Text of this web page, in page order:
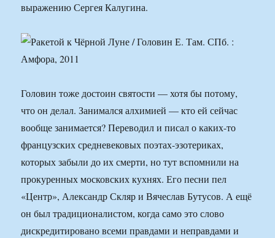
выражению Сергея Калугина.
Головин тоже достоин святости — хотя бы потому,
что он делал. Занимался алхимией — кто ей сейчас
вообще занимается? Переводил и писал о каких-то
французских средневековых поэтах-эзотериках,
которых забыли до их смерти, но тут вспомнили на
прокуренных московских кухнях. Его песни пел
«Центр», Александр Скляр и Вячеслав Бутусов. А ещё
он был традиционалистом, когда само это слово
дискредитировано всеми правдами и неправдами и